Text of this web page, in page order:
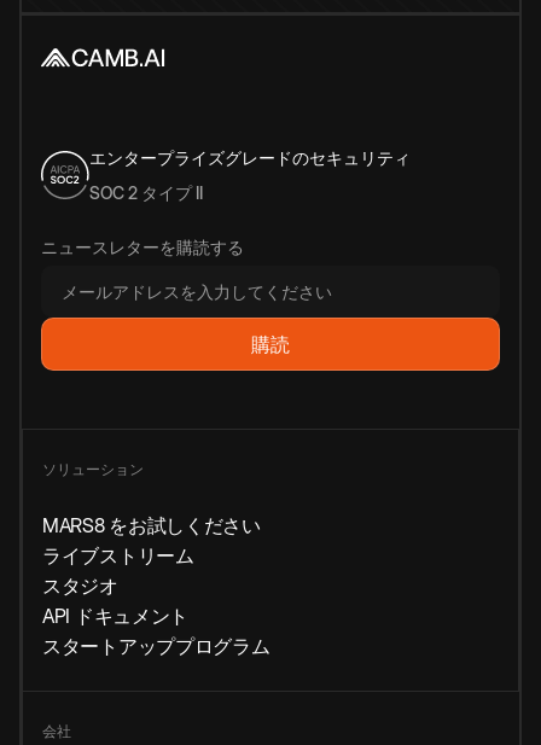
エンタープライズグレードのセキュリティ
SOC 2 タイプ II
ニュースレターを購読する
ソリューション
MARS8 をお試しください
ライブストリーム
スタジオ
API ドキュメント
スタートアッププログラム
会社